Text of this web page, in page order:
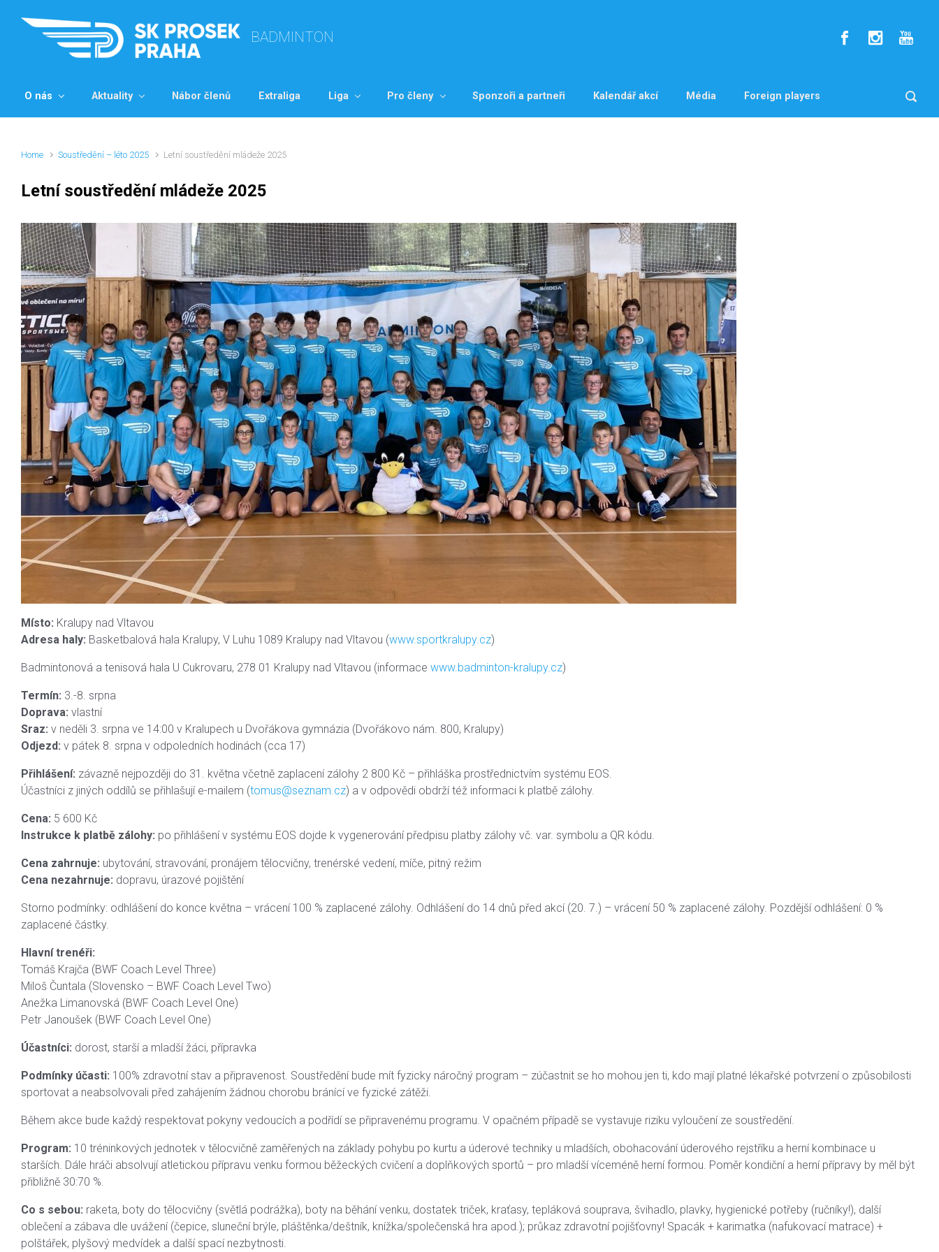
Skip to main content
BADMINTON
O nás Aktuality Nábor členů Extraliga Liga Pro členy Sponzoři a partneři Kalendář akcí Média Foreign players
Home Soustředění – léto 2025 Letní soustředění mládeže 2025
Letní soustředění mládeže 2025
Místo: Kralupy nad Vltavou
Adresa haly: Basketbalová hala Kralupy, V Luhu 1089 Kralupy nad Vltavou (www.sportkralupy.cz)
Badmintonová a tenisová hala U Cukrovaru, 278 01 Kralupy nad Vltavou (informace www.badminton-kralupy.cz)
Termín: 3.-8. srpna
Doprava: vlastní
Sraz: v neděli 3. srpna ve 14:00 v Kralupech u Dvořákova gymnázia (Dvořákovo nám. 800, Kralupy)
Odjezd: v pátek 8. srpna v odpoledních hodinách (cca 17)
Přihlášení: závazně nejpozději do 31. května včetně zaplacení zálohy 2 800 Kč – přihláška prostřednictvím systému EOS.
Účastníci z jiných oddílů se přihlašují e-mailem (tomus@seznam.cz) a v odpovědi obdrží též informaci k platbě zálohy.
Cena: 5 600 Kč
Instrukce k platbě zálohy: po přihlášení v systému EOS dojde k vygenerování předpisu platby zálohy vč. var. symbolu a QR kódu.
Cena zahrnuje: ubytování, stravování, pronájem tělocvičny, trenérské vedení, míče, pitný režim
Cena nezahrnuje: dopravu, úrazové pojištění
Storno podmínky: odhlášení do konce května – vrácení 100 % zaplacené zálohy. Odhlášení do 14 dnů před akcí (20. 7.) – vrácení 50 % zaplacené zálohy. Pozdější odhlášení: 0 %
zaplacené částky.
Hlavní trenéři:
Tomáš Krajča (BWF Coach Level Three)
Miloš Čuntala (Slovensko – BWF Coach Level Two)
Anežka Limanovská (BWF Coach Level One)
Petr Janoušek (BWF Coach Level One)
Účastníci: dorost, starší a mladší žáci, přípravka
Podmínky účasti: 100% zdravotní stav a připravenost. Soustředění bude mít fyzicky náročný program – zúčastnit se ho mohou jen ti, kdo mají platné lékařské potvrzení o způsobilosti
sportovat a neabsolvovali před zahájením žádnou chorobu bránící ve fyzické zátěži.
Během akce bude každý respektovat pokyny vedoucích a podřídí se připravenému programu. V opačném případě se vystavuje riziku vyloučení ze soustředění.
Program: 10 tréninkových jednotek v tělocvičně zaměřených na základy pohybu po kurtu a úderové techniky u mladších, obohacování úderového rejstříku a herní kombinace u
starších. Dále hráči absolvují atletickou přípravu venku formou běžeckých cvičení a doplňkových sportů – pro mladší víceméně herní formou. Poměr kondiční a herní přípravy by měl být
přibližně 30:70 %.
Co s sebou: raketa, boty do tělocvičny (světlá podrážka), boty na běhání venku, dostatek triček, kraťasy, tepláková souprava, švihadlo, plavky, hygienické potřeby (ručníky!), další
oblečení a zábava dle uvážení (čepice, sluneční brýle, pláštěnka/deštník, knížka/společenská hra apod.); průkaz zdravotní pojišťovny! Spacák + karimatka (nafukovací matrace) +
polštářek, plyšový medvídek a další spací nezbytnosti.